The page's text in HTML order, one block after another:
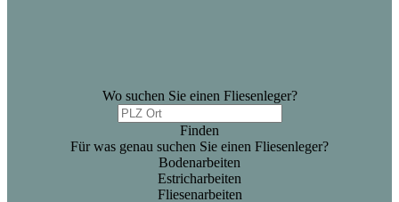
Wo suchen Sie einen Fliesenleger?
Finden
Für was genau suchen Sie einen Fliesenleger?
Bodenarbeiten
Estricharbeiten
Fliesenarbeiten